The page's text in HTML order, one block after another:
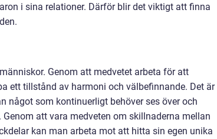
i sina relationer. Därför blir det viktigt att finna
Genom att medvetet arbeta för att
ett tillstånd av harmoni och välbefinnande. Det är
som kontinuerligt behöver ses över och
att vara medveten om skillnaderna mellan
kan man arbeta mot att hitta sin egen unika